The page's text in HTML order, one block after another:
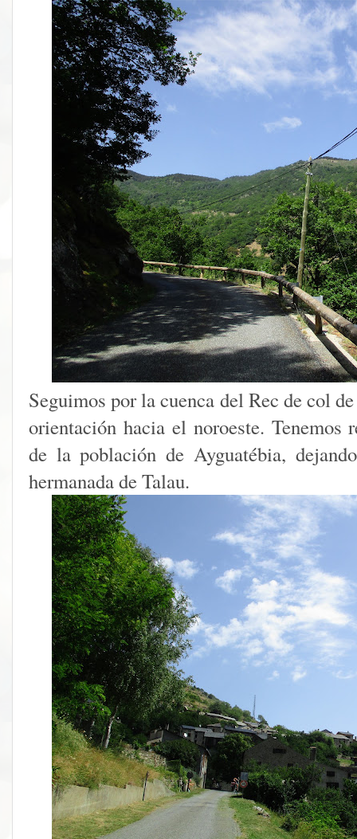
Seguimos por la cuenca del Rec de col
orientación hacia el noroeste. Tenemos
de la población de Ayguatébia,
hermanada de Talau.